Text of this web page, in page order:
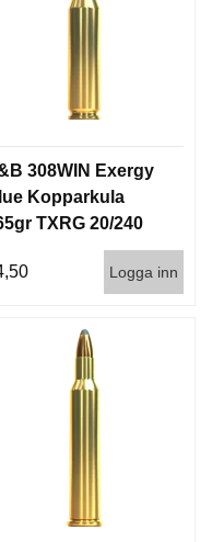
308WIN Exergy
Kopparkula
TXRG 20/240
Logga inn